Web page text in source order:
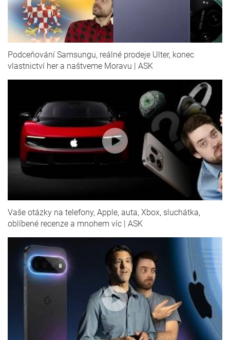
Podceňování Samsungu, reálné prodeje Ulter, konec
vlastnictví her a naštveme Moravu | ASK
Vaše otázky na telefony, Apple, auta, Xbox, sluchátka,
oblíbené recenze a mnohem víc | ASK